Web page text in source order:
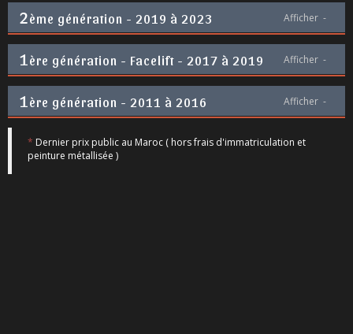
2ème génération - 2019 à 2023 Afficher -
1ère génération - Facelift - 2017 à 2019 Afficher -
1ère génération - 2011 à 2016 Afficher -
* Dernier prix public au Maroc ( hors frais d'immatriculation et
peinture métallisée )